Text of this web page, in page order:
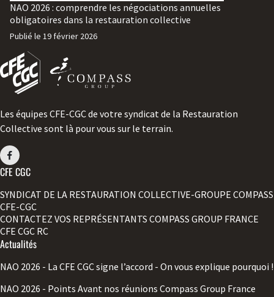
NAO 2026 : comprendre les négociations annuelles
obligatoires dans la restauration collective
Publié le 19 février 2026
Les équipes CFE-CGC de votre syndicat de la Restauration
Collective sont là pour vous sur le terrain.
CFE CGC
SYNDICAT DE LA RESTAURATION COLLECTIVE-GROUPE COMPASS
CFE-CGC
CONTACTEZ VOS REPRÉSENTANTS COMPASS GROUP FRANCE
CFE CGC RC
Actualités
NAO 2026 - La CFE CGC signe l’accord - On vous explique pourquoi !
NAO 2026 - Points Avant nos réunions Compass Group France